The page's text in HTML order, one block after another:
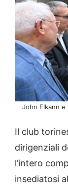
John Elkann e
Il club
dirigenziali
l’intero
insediatosi